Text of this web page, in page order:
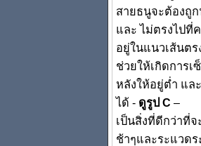
สายธนูจะต้องถู
และ ไม่ตรงไปที่
อยู่ในแนวเส้นตร
ช่วยให้เกิดการ
หลังให้อยู่ต่ำ แล
ได้ - ดูรูป C –
เป็นสิ่งที่ดีกว่าที่จ
ช้าๆและระแวด